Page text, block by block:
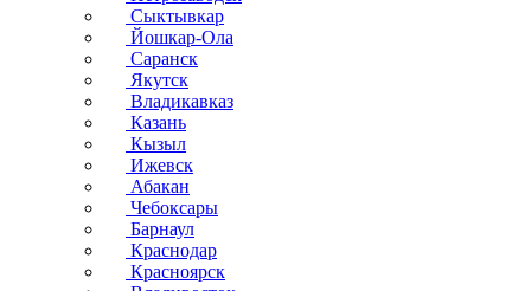
Сыктывкар
Йошкар-Ола
Саранск
Якутск
Владикавказ
Казань
Кызыл
Ижевск
Абакан
Чебоксары
Барнаул
Краснодар
Красноярск